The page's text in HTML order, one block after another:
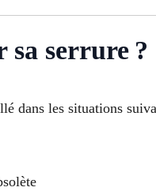
sa serrure ?
dans les situations